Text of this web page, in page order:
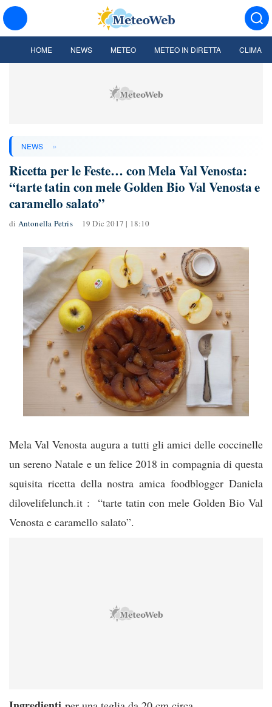
HOME NEWS METEO METEO IN DIRETTA CLIMA
NEWS »
Ricetta per le Feste… con Mela Val Venosta:
“tarte tatin con mele Golden Bio Val Venosta e
caramello salato”
di Antonella Petris 19 Dic 2017 | 18:10
Mela Val Venosta augura a tutti gli amici delle coccinelle
un sereno Natale e un felice 2018 in compagnia di questa
squisita ricetta della nostra amica foodblogger Daniela
dilovelifelunch.it : “tarte tatin con mele Golden Bio Val
Venosta e caramello salato”.